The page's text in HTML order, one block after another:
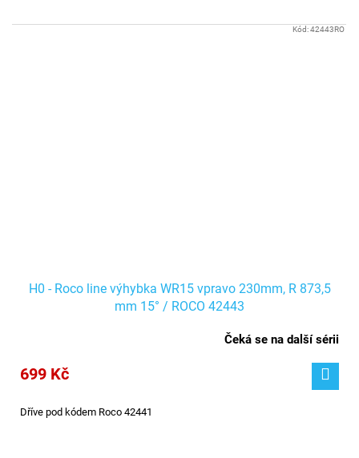
H0 - Roco line výhybka WR15 vpravo 230mm, R 873,5
mm 15° / ROCO 42443
Čeká se na další sérii
699 Kč
Dříve pod kódem Roco 42441
Kód:42443RO